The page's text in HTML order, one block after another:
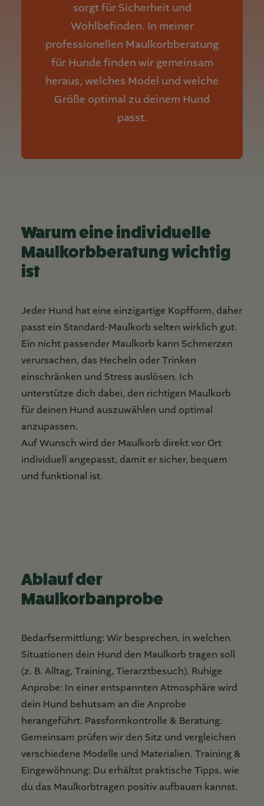
sorgt für Sicherheit und
Wohlbefinden. In meiner
professionellen Maulkorbberatung
für Hunde finden wir gemeinsam
heraus, welches Model und welche
Größe optimal zu deinem Hund
passt.
Warum eine individuelle
Maulkorbberatung wichtig
ist
Jeder Hund hat eine einzigartige Kopfform, daher
passt ein Standard-Maulkorb selten wirklich gut.
Ein nicht passender Maulkorb kann Schmerzen
verursachen, das Hecheln oder Trinken
einschränken und Stress auslösen. Ich
unterstütze dich dabei, den richtigen Maulkorb
für deinen Hund auszuwählen und optimal
anzupassen.
Auf Wunsch wird der Maulkorb direkt vor Ort
individuell angepasst, damit er sicher, bequem
und funktional ist.
Ablauf der
Maulkorbanprobe
Bedarfsermittlung: Wir besprechen, in welchen
Situationen dein Hund den Maulkorb tragen soll
(z. B. Alltag, Training, Tierarztbesuch). Ruhige
Anprobe: In einer entspannten Atmosphäre wird
dein Hund behutsam an die Anprobe
herangeführt. Passformkontrolle & Beratung:
Gemeinsam prüfen wir den Sitz und vergleichen
verschiedene Modelle und Materialien. Training &
Eingewöhnung: Du erhältst praktische Tipps, wie
du das Maulkorbtragen positiv aufbauen kannst.